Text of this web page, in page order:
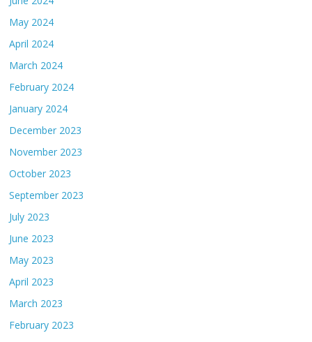
May 2024
April 2024
March 2024
February 2024
January 2024
December 2023
November 2023
October 2023
September 2023
July 2023
June 2023
May 2023
April 2023
March 2023
February 2023